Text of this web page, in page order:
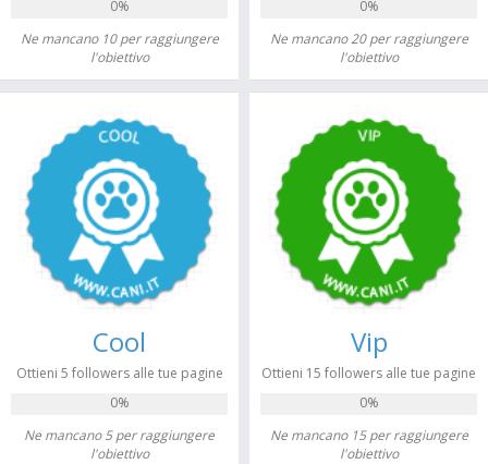
0%
Ne mancano 10 per raggiungere
l'obiettivo
0%
Ne mancano 20 per raggiungere
l'obiettivo
Cool
Ottieni 5 followers alle tue pagine
0%
Ne mancano 5 per raggiungere
l'obiettivo
Vip
Ottieni 15 followers alle tue pagine
0%
Ne mancano 15 per raggiungere
l'obiettivo